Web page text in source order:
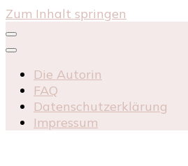
Zum Inhalt springen
Die Autorin
FAQ
Datenschutzerklärung
Impressum